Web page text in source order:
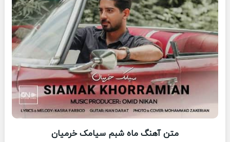
متن آهنگ ماه شبم سیامک خرمیان